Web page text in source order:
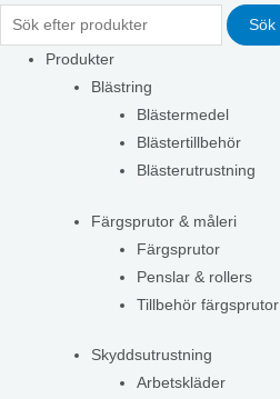
Sök
Produkter
Blästring
Blästermedel
Blästertillbehör
Blästerutrustning
Färgsprutor & måleri
Färgsprutor
Penslar & rollers
Tillbehör färgsprutor
Skyddsutrustning
Arbetskläder